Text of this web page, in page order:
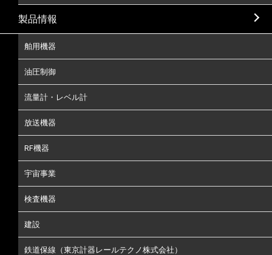
製品情報
舶用機器
油圧制御
流量計・レベル計
放送機器
RF機器
宇宙事業
検査機器
建設
鉄道保線（東京計器レールテクノ株式会社）